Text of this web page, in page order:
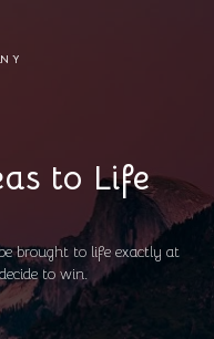
to Life
brought to life exactly at
to win.